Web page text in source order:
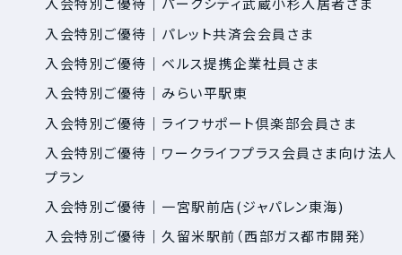
入会特別ご優待｜パレット共済会会員さま
入会特別ご優待｜ベルス提携企業社員さま
入会特別ご優待｜みらい平駅東
入会特別ご優待｜ライフサポート倶楽部会員さま
入会特別ご優待｜ワークライフプラス会員さま向け法人
プラン
入会特別ご優待｜一宮駅前店(ジャパレン東海)
入会特別ご優待｜久留米駅前（西部ガス都市開発）